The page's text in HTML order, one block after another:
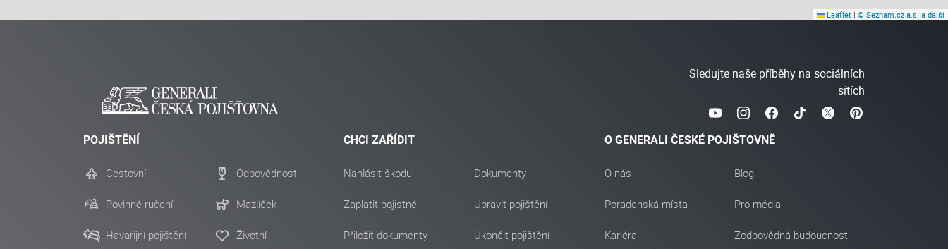
Leaflet | © Seznam.cz a.s. a další
Sledujte naše příběhy na sociálních
sítích
POJIŠTĚNÍ
Cestovní
Povinné ručení
Havarijní pojištění
Odpovědnost
Mazlíček
Životní
CHCI ZAŘÍDIT
Nahlásit škodu
Zaplatit pojistné
Přiložit dokumenty
Dokumenty
Upravit pojištění
Ukončit pojištění
O GENERALI ČESKÉ POJIŠTOVNĚ
O nás
Poradenská místa
Kariéra
Blog
Pro média
Zodpovědná budoucnost